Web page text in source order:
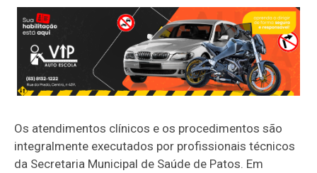
Os atendimentos clínicos e os procedimentos são
integralmente executados por profissionais técnicos
da Secretaria Municipal de Saúde de Patos. Em